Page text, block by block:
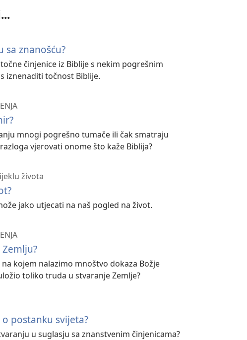
sa znanošću?
činjenice iz Biblije s nekim pogrešnim
iznenaditi točnost Biblije.
mnogi pogrešno tumače ili čak smatraju
vjerovati onome što kaže Biblija?
života
jako utjecati na naš pogled na život.
kojem nalazimo mnoštvo dokaza Božje
toliko truda u stvaranje Zemlje?
postanku svijeta?
u suglasju sa znanstvenim činjenicama?